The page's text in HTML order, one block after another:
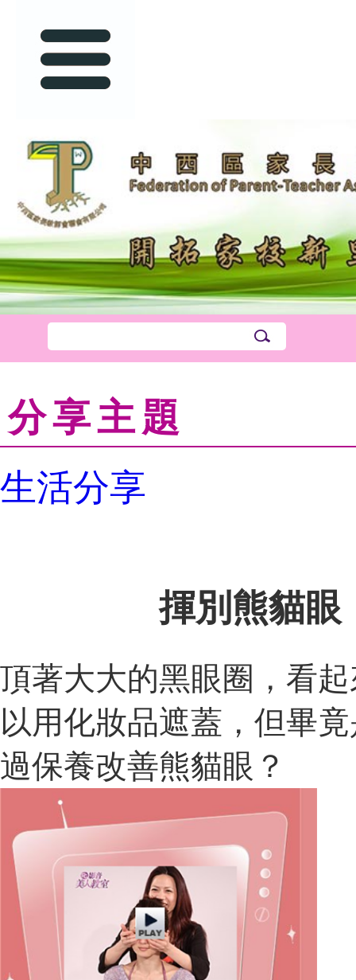
分享主題
生活分享
揮別熊貓眼
頂著大大的黑眼圈，看
以用化妝品遮蓋，但畢
過保養改善熊貓眼？